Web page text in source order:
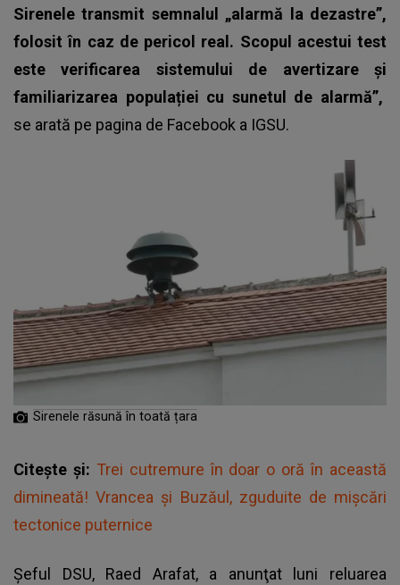
Sirenele transmit semnalul „alarmă la dezastre”,
folosit în caz de pericol real. Scopul acestui test
este verificarea sistemului de avertizare și
familiarizarea populației cu sunetul de alarmă”,
se arată pe pagina de Facebook a IGSU.
Sirenele răsună în toată țara
Citește și: Trei cutremure în doar o oră în această
dimineată! Vrancea și Buzăul, zguduite de mișcări
tectonice puternice
Şeful DSU, Raed Arafat, a anunţat luni reluarea